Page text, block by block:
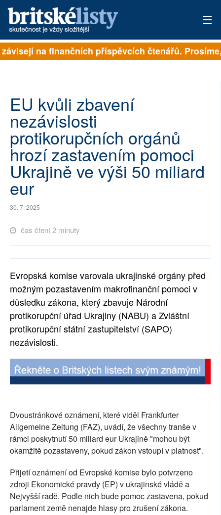
PŘIHLÁSIT
ARCHIV
ROZHOVORY
TÉMATA
NEJČTENĚJŠÍ ZA 7 DNÍ
AUTOŘI
PŘÍSPĚVKY NA PROVOZ
SOCIÁLNÍ SÍTĚ
PLNÁ VERZE STRÁNEK
na finančních příspěvcích čtenářů.
EU kvůli zbavení
nezávislosti
protikorupčních orgánů
hrozí zastavením pomoci
Ukrajině ve výši 50 miliard
eur
30. 7. 2025
čas čtení 2 minuty
Evropská komise varovala ukrajinské orgány před
možným pozastavením makrofinanční pomoci v
důsledku zákona, který zbavuje Národní
protikorupční úřad Ukrajiny (NABU) a Zvláštní
protikorupční státní zastupitelství (SAPO)
nezávislosti.
Dvoustránkové oznámení, které viděl Frankfurter
Allgemeine Zeitung (FAZ), uvádí, že všechny tranše v
rámci poskytnutí 50 miliard eur Ukrajině "mohou být
okamžitě pozastaveny, pokud zákon vstoupí v platnost".
Přijetí oznámení od Evropské komise bylo potvrzeno
zdroji Ekonomické pravdy (EP) v ukrajinské vládě a
Nejvyšší radě. Podle nich bude pomoc zastavena, pokud
parlament země nenajde hlasy pro zrušení zákona.